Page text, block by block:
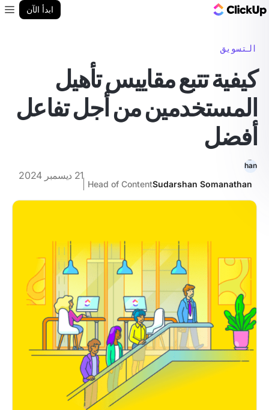
ابدأ الآن
التسويق
كيفية تتبع مقاييس تأهيل
المستخدمين من أجل تفاعل
أفضل
Sudarshan Somanathan
Head of Content
21 ديسمبر 2024